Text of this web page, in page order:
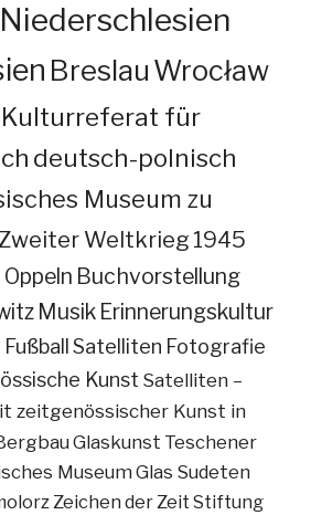
Niederschlesien
Breslau Wrocław
Kulturreferat für
deutsch-polnisch
Museum zu
Weltkrieg 1945
Oppeln Buchvorstellung
Musik Erinnerungskultur
FußballSatelliten Fotografie
Kunst Satelliten –
zeitgenössischer Kunst in
Glaskunst Teschener
MuseumGlas Sudeten
Zeichen der Zeit Stiftung